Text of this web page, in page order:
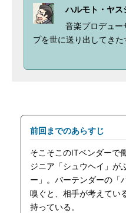
ハルモト・ヤス
音楽プロデュー
プを世に送り出してきた
前回までのあらすじ
そこそこのITベンダーで
ジニア「シュウヘイ」が
ー」。バーテンダーの「
嗅ぐと、相手が考えてい
持っている。